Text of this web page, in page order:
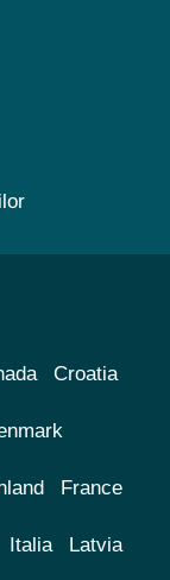
Croatia
France
Italia Latvia